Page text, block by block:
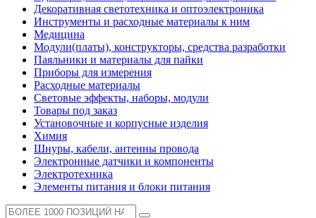
Декоративная светотехника и оптоэлектроника
Инструменты и расходные материалы к ним
Медицина
Модули(платы), конструкторы, средства разработки
Паяльники и материалы для пайки
Приборы для измерения
Расходные материалы
Световые эффекты, наборы, модули
Товары под заказ
Установочные и корпусные изделия
Химия
Шнуры, кабели, антенны провода
Электронные датчики и компоненты
Электротехника
Элементы питания и блоки питания